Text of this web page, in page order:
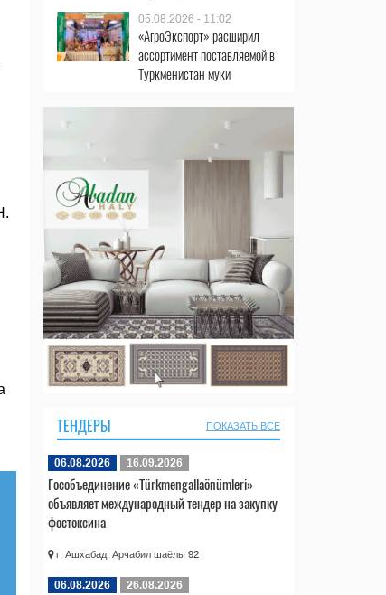
05.08.2026 - 11:02
«АгроЭкспорт» расширил
ассортимент поставляемой в
Туркменистан муки
ТЕНДЕРЫ ПОКАЗАТЬ ВСЕ
06.08.2026 16.09.2026
Гособъединение «Türkmengallaönümleri»
объявляет международный тендер на закупку
фостоксина
г. Ашхабад, Арчабил шаёлы 92
06.08.2026 26.08.2026